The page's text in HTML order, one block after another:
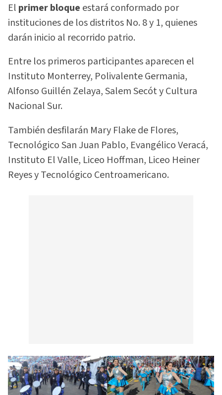
El primer bloque estará conformado por
instituciones de los distritos No. 8 y 1, quienes
darán inicio al recorrido patrio.
Entre los primeros participantes aparecen el
Instituto Monterrey, Polivalente Germania,
Alfonso Guillén Zelaya, Salem Secót y Cultura
Nacional Sur.
También desfilarán Mary Flake de Flores,
Tecnológico San Juan Pablo, Evangélico Veracá,
Instituto El Valle, Liceo Hoffman, Liceo Heiner
Reyes y Tecnológico Centroamericano.